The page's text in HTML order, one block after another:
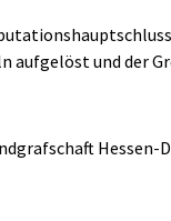
aufgelöst und der
Hessen-